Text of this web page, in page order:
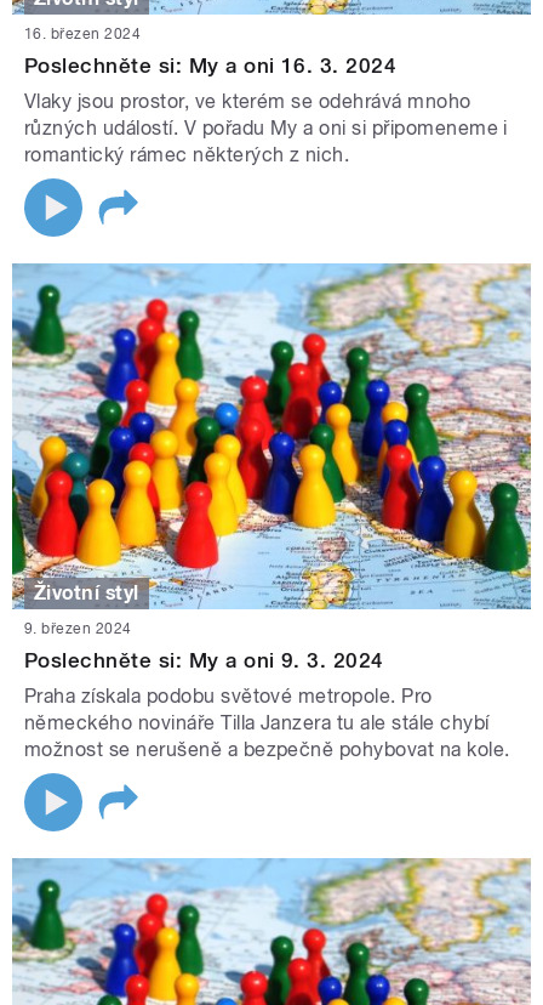
16. březen 2024
Poslechněte si: My a oni 16. 3. 2024
Vlaky jsou prostor, ve kterém se odehrává mnoho
různých událostí. V pořadu My a oni si připomeneme i
romantický rámec některých z nich.
Životní styl
9. březen 2024
Poslechněte si: My a oni 9. 3. 2024
Praha získala podobu světové metropole. Pro
německého novináře Tilla Janzera tu ale stále chybí
možnost se nerušeně a bezpečně pohybovat na kole.